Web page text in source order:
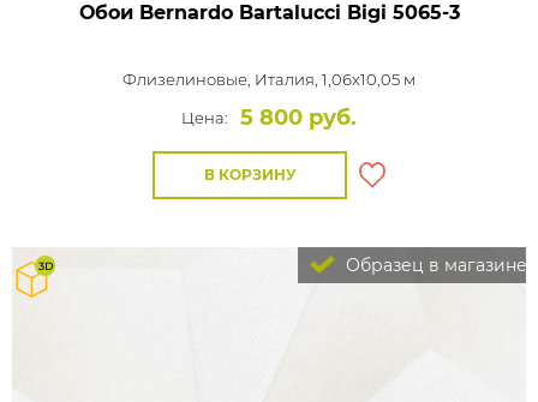
Обои Bernardo Bartalucci Bigi 5065-3
Флизелиновые, Италия, 1,06x10,05 м
Цена:
5 800 руб.
В КОРЗИНУ
Образец в магазине